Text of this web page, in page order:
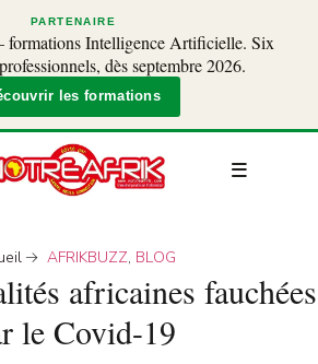
PARTENAIRE
Intelligence Artificielle. Six
dès septembre 2026.
les formations
AFRIKBUZZ, BLOG
africaines fauchées
le Covid-19